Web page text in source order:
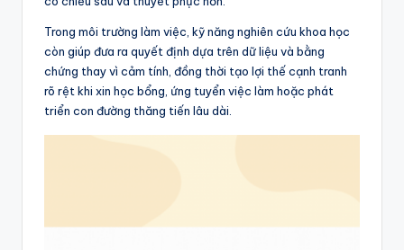
Trong môi trường làm việc, kỹ năng nghiên cứu khoa học
còn giúp đưa ra quyết định dựa trên dữ liệu và bằng
chứng thay vì cảm tính, đồng thời tạo lợi thế cạnh tranh
rõ rệt khi xin học bổng, ứng tuyển việc làm hoặc phát
triển con đường thăng tiến lâu dài.